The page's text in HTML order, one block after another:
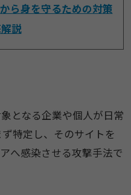
ら身を守るための対策
説
となる企業や個人が日常
特定し、そのサイトを
へ感染させる攻撃手法で